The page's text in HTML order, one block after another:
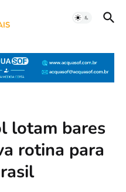
lotam bares
rotina para